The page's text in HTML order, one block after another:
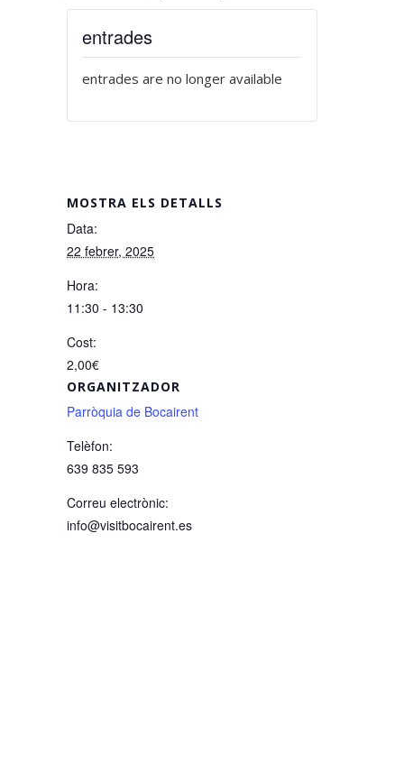
MOSTRA ELS DETALLS
Data:
22 febrer, 2025
Hora:
11:30 - 13:30
Cost:
2,00€
ORGANITZADOR
Parròquia de Bocairent
Telèfon:
639 835 593
Correu electrònic:
info@visitbocairent.es
entrades
entrades are no longer available